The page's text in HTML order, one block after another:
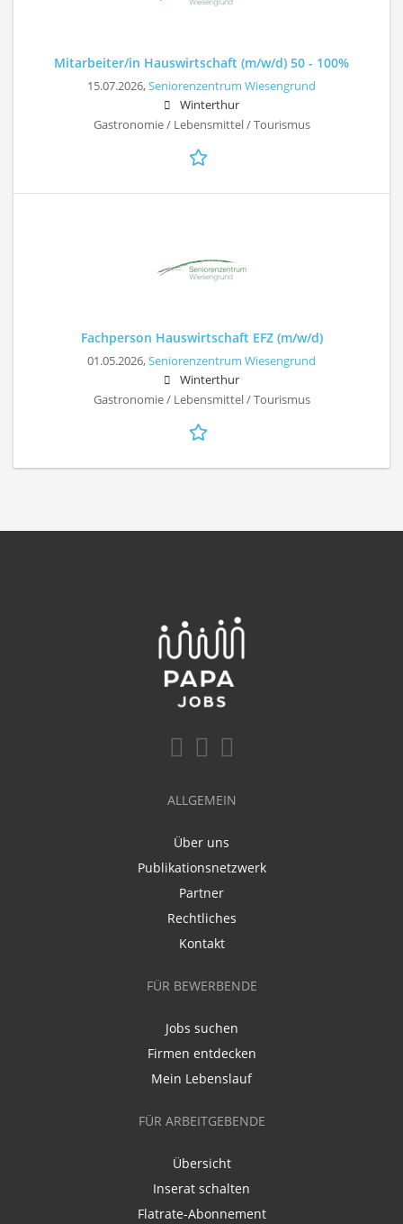
Mitarbeiter/in Hauswirtschaft (m/w/d) 50 - 100%
15.07.2026,Seniorenzentrum Wiesengrund
Winterthur
Gastronomie / Lebensmittel / Tourismus
Fachperson Hauswirtschaft EFZ (m/w/d)
01.05.2026,Seniorenzentrum Wiesengrund
Winterthur
Gastronomie / Lebensmittel / Tourismus
ALLGEMEIN
Über uns
Publikationsnetzwerk
Partner
Rechtliches
Kontakt
FÜR BEWERBENDE
Jobs suchen
Firmen entdecken
Mein Lebenslauf
FÜR ARBEITGEBENDE
Übersicht
Inserat schalten
Flatrate-Abonnement